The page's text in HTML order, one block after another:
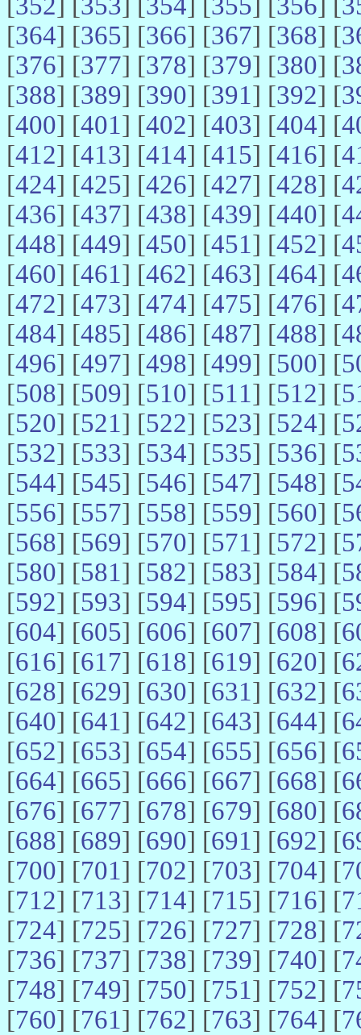
[364] [365] [366] [367] [368] [
[376] [377] [378] [379] [380] [
[388] [389] [390] [391] [392] [
[400] [401] [402] [403] [404] [
[412] [413] [414] [415] [416] [
[424] [425] [426] [427] [428] [
[436] [437] [438] [439] [440] [
[448] [449] [450] [451] [452] [
[460] [461] [462] [463] [464] [
[472] [473] [474] [475] [476] [
[484] [485] [486] [487] [488] [
[496] [497] [498] [499] [500] [
[508] [509] [510] [511] [512] [
[520] [521] [522] [523] [524] [
[532] [533] [534] [535] [536] [
[544] [545] [546] [547] [548] [
[556] [557] [558] [559] [560] [
[568] [569] [570] [571] [572] [
[580] [581] [582] [583] [584] [
[592] [593] [594] [595] [596] [
[604] [605] [606] [607] [608] [
[616] [617] [618] [619] [620] [
[628] [629] [630] [631] [632] [
[640] [641] [642] [643] [644] [
[652] [653] [654] [655] [656] [
[664] [665] [666] [667] [668] [
[676] [677] [678] [679] [680] [
[688] [689] [690] [691] [692] [
[700] [701] [702] [703] [704] [
[712] [713] [714] [715] [716] [
[724] [725] [726] [727] [728] [
[736] [737] [738] [739] [740] [
[748] [749] [750] [751] [752] [
[760] [761] [762] [763] [764] [